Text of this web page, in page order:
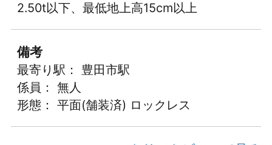
2.50t以下、最低地上高15cm以上
備考
最寄り駅： 豊田市駅
係員： 無人
形態： 平面(舗装済) ロックレス